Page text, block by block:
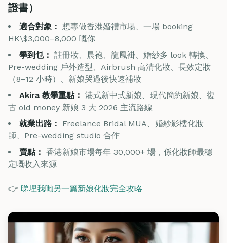
證書）
適合對象： 想專做香港婚禮市場、一場 booking
HK\$3,000–8,000 嘅你
學到乜： 註冊妝、晨袍、龍鳳褂、婚紗多 look 轉換、
Pre-wedding 戶外造型、Airbrush 高清化妝、長效定妝
（8–12 小時）、新娘哭過後快速補妝
Akira 教學重點： 港式新中式新娘、現代簡約新娘、復
古 old money 新娘 3 大 2026 主流路線
就業出路：
Freelance Bridal MUA、婚紗影樓化妝
師、Pre-wedding studio 合作
賣點： 香港新娘市場每年 30,000+ 場，係化妝師最穩
定嘅收入來源
👉 睇埋我哋另一篇新娘化妝完全攻略